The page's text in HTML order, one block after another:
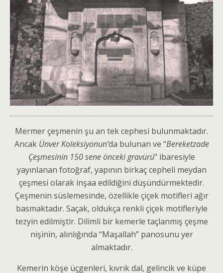
Mermer çeşmenin şu an tek cephesi bulunmaktadır.
Ancak Ünver Koleksiyonun’da bulunan ve “Bereketzade
Çeşmesinin 150 sene önceki gravürü” ibaresiyle
yayınlanan fotoğraf, yapının birkaç cepheli meydan
çeşmesi olarak inşaa edildiğini düşündürmektedir.
Çeşmenin süslemesinde, özellikle çiçek motifleri ağır
basmaktadır. Saçak, oldukça renkli çiçek motifleriyle
tezyin edilmiştir. Dilimli bir kemerle taçlanmış çeşme
nişinin, alınlığında “Maşallah” panosunu yer
almaktadır.
Kemerin köşe üçgenleri, kıvrık dal, gelincik ve küpe